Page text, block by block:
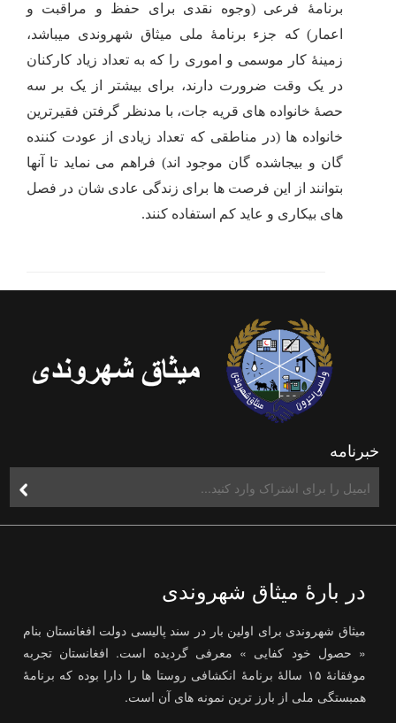
برنامۀ فرعی (وجوه نقدی برای حفظ و مراقبت و
اعمار) که جزء برنامۀ ملی میثاق شهروندی میباشد،
زمینۀ کار موسمی و اموری را که به تعداد زیاد کارکنان
در یک وقت ضرورت دارند، برای بیشتر از یک بر سه
حصۀ خانواده های قریه جات، با مدنظر گرفتن فقیرترین
خانواده ها (در مناطقی که تعداد زیادی از عودت کننده
گان و بیجاشده گان موجود اند) فراهم می نماید تا آنها
بتوانند از این فرصت ها برای زندگی عادی شان در فصل
های بیکاری و عاید کم استفاده کنند.
خبرنامه
در بارۀ میثاق شهروندی
میثاق شهروندی برای اولین بار در سند پالیسی دولت افغانستان بنام
« حصول خود کفایی » معرفی گردیده است. افغانستان تجربه
موفقانۀ ۱۵ سالۀ برنامۀ انکشافی روستا ها را دارا بوده که برنامۀ
همبستگی ملی از بارز ترین نمونه های آن است.